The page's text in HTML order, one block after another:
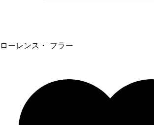
ローレンス・ フラー